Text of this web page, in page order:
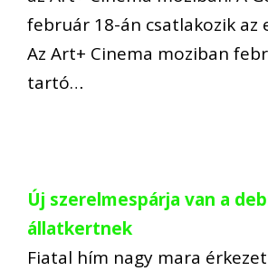
február 18-án csatlakozik az
Az Art+ Cinema moziban
tartó…
Új szerelmespárja van a
állatkertnek
Fiatal hím nagy mara